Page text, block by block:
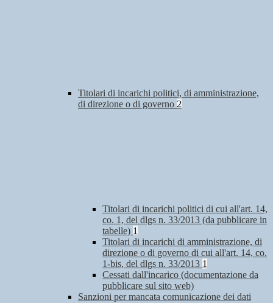
Titolari di incarichi politici, di amministrazione,
di direzione o di governo 2
Titolari di incarichi politici di cui all'art. 14,
co. 1, del dlgs n. 33/2013 (da pubblicare in
tabelle) 1
Titolari di incarichi di amministrazione, di
direzione o di governo di cui all'art. 14, co.
1-bis, del dlgs n. 33/2013 1
Cessati dall'incarico (documentazione da
pubblicare sul sito web)
Sanzioni per mancata comunicazione dei dati